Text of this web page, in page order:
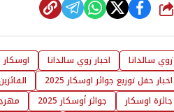
شارك
زوي سالدانا اخبار زوي سالدانا
اوسكار
اخبار حفل توزيع جوائز اوسكار 2025
جائزة اوسكار
جوائز أوسكار 2025